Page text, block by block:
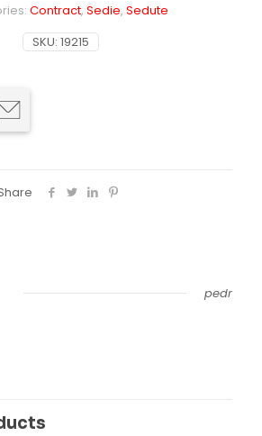
SKU: 19215
Contract, Sedie, Sedute
pedr